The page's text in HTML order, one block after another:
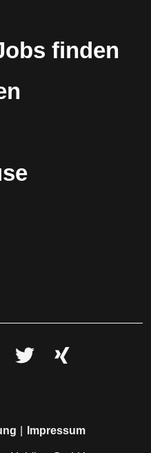
finden
Impressum